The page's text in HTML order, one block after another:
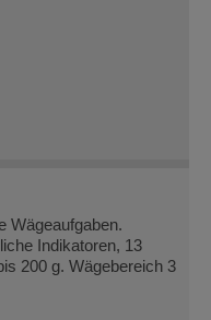
Wägeaufgaben.
Indikatoren, 13
200 g. Wägebereich 3